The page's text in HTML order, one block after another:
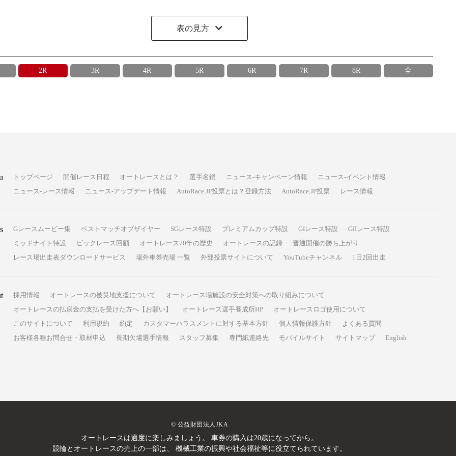
表の見方
2R 3R 4R 5R 6R 7R 8R 全
トップページ 開催レース日程 オートレースとは？ 選手名鑑 ニュース-キャンペーン情報
ニュース-イベント情報
ニュース-レース情報
ニュース-アップデート情報 AutoRace.JP投票とは？登録方法 AutoRace.JP投票 レース情報
Gレースムービー集 ベストマッチオブザイヤー SGレース特設 プレミアムカップ特設 GIレース特設
GIIレース特設
ミッドナイト特設
ビックレース回顧 オートレース70年の歴史 オートレースの記録
普通開催の勝ち上がり
レース場出走表ダウンロードサービス
場外車券売場 一覧 外部投票サイトについて YouTubeチャンネル 1日2回出走
採用情報 オートレースの被災地支援について
オートレース場施設の安全対策への取り組みについて
オートレースの払戻金の支払を受けた方へ【お願い】
オートレース選手養成所HP
オートレースロゴ使用について
このサイトについて
利用規約 約定 カスタマーハラスメントに対する基本方針 個人情報保護方針
よくある質問
お客様各種お問合せ・取材申込
長期欠場選手情報 スタッフ募集 専門紙連絡先 モバイルサイト サイトマップ English
© 公益財団法人JKA
オートレースは適度に楽しみましょう。
車券の購入は20歳になってから。
競輪とオートレースの売上の一部は、
機械工業の振興や社会福祉等に役立てられています。